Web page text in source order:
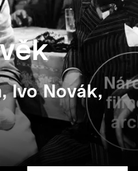
Ivo Novák,